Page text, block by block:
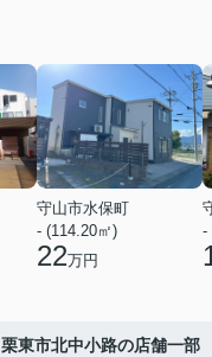
守山市水保町
- (114.20㎡)
22万円
-
栗東市北中小路の店舗一部